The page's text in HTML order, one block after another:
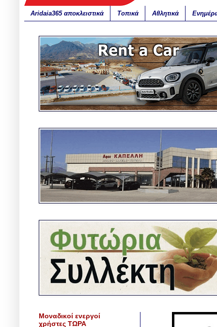
Aridaia365 αποκλειστικά Τοπικά Αθλητικά
Μοναδικοί ενεργοί
χρήστες ΤΩΡΑ